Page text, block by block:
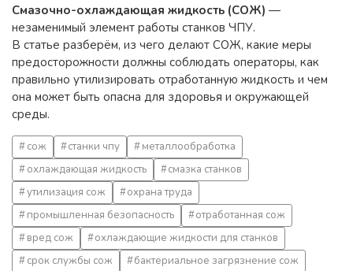
Смазочно-охлаждающая жидкость (СОЖ) —
незаменимый элемент работы станков ЧПУ.
В статье разберём, из чего делают СОЖ, какие меры
предосторожности должны соблюдать операторы, как
правильно утилизировать отработанную жидкость и чем
она может быть опасна для здоровья и окружающей
среды.
сож станки чпу
металлообработка
охлаждающая жидкость
смазка станков
утилизация сож
охрана труда
промышленная безопасность
отработанная сож
вред сож
охлаждающие жидкости для станков
срок службы сож
бактериальное загрязнение сож